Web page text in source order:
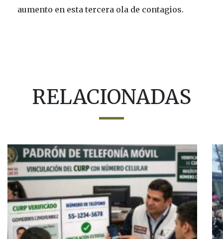
aumento en esta tercera ola de contagios.
RELACIONADAS